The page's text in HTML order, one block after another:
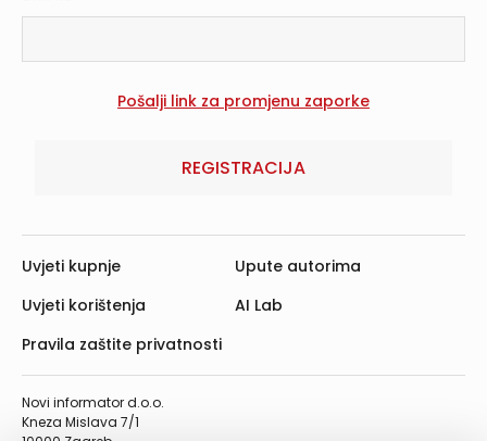
REGISTRACIJA
Novi informator d.o.o.
Kneza Mislava 7/1
Uvjeti kupnje
Uvjeti korištenja
Pravila zaštite privatnosti
Upute autorima
AI Lab